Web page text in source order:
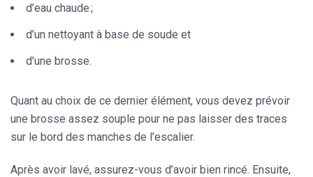
d’eau chaude ;
d’un nettoyant à base de soude et
d’une brosse.
Quant au choix de ce dernier élément, vous devez prévoir
une brosse assez souple pour ne pas laisser des traces
sur le bord des manches de l’escalier.
Après avoir lavé, assurez-vous d’avoir bien rincé. Ensuite,